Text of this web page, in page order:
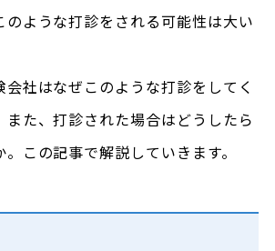
のような打診をされる可能性は大い
社はなぜこのような打診をしてく
また、打診された場合はどうしたら
この記事で解説していきます。